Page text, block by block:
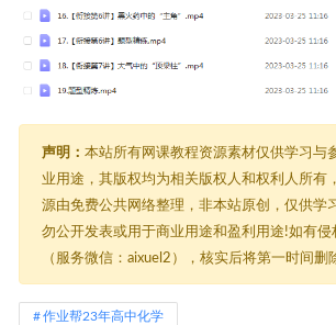
声明： 本站所有网课教程资源素材仅供学习与
业用途，其版权均为相关版权人和权利人所有
源由免费公共网络整理，非本站原创，仅供学
勿公开发表或用于商业用途和盈利用途!如有侵
（服务微信：aixuel2），核实后将第一时间删
作业帮23年高中化学